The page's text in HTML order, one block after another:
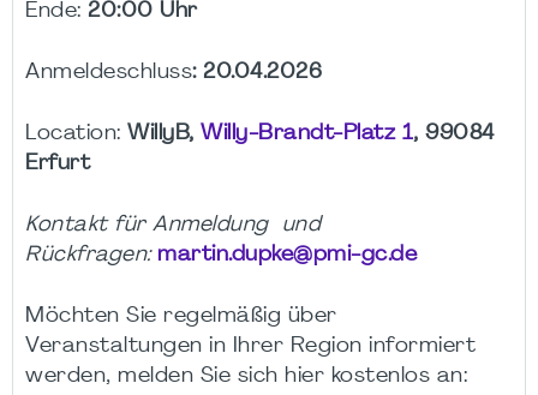
Ende: 20:00 Uhr
Anmeldeschluss: 20.04.2026
Location: WillyB, Willy-Brandt-Platz 1, 99084
Erfurt
Kontakt für Anmeldung und
Rückfragen: martin.dupke@pmi-gc.de
Möchten Sie regelmäßig über
Veranstaltungen in Ihrer Region informiert
werden, melden Sie sich hier kostenlos an: